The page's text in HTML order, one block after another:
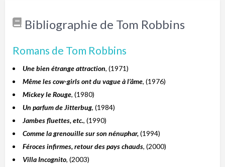
Bibliographie de Tom Robbins
Romans de Tom Robbins
Une bien étrange attraction, (1971)
Même les cow-girls ont du vague à l’âme, (1976)
Mickey le Rouge, (1980)
Un parfum de Jitterbug, (1984)
Jambes fluettes, etc., (1990)
Comme la grenouille sur son nénuphar,(1994)
Féroces infirmes, retour des pays chauds, (2000)
Villa Incognito, (2003)